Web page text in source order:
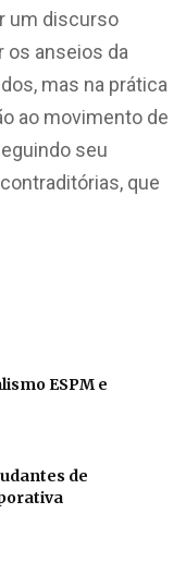
um discurso
os anseios da
mas na prática
ao movimento de
seu
que
ESPM e
de